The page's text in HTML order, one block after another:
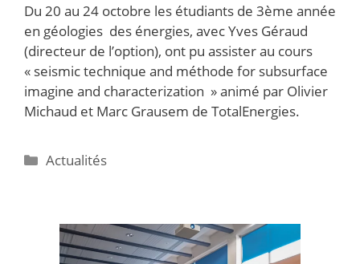
Du 20 au 24 octobre les étudiants de 3ème année
en géologies des énergies, avec Yves Géraud
(directeur de l’option), ont pu assister au cours
« seismic technique and méthode for subsurface
imagine and characterization » animé par Olivier
Michaud et Marc Grausem de TotalEnergies.
Actualités